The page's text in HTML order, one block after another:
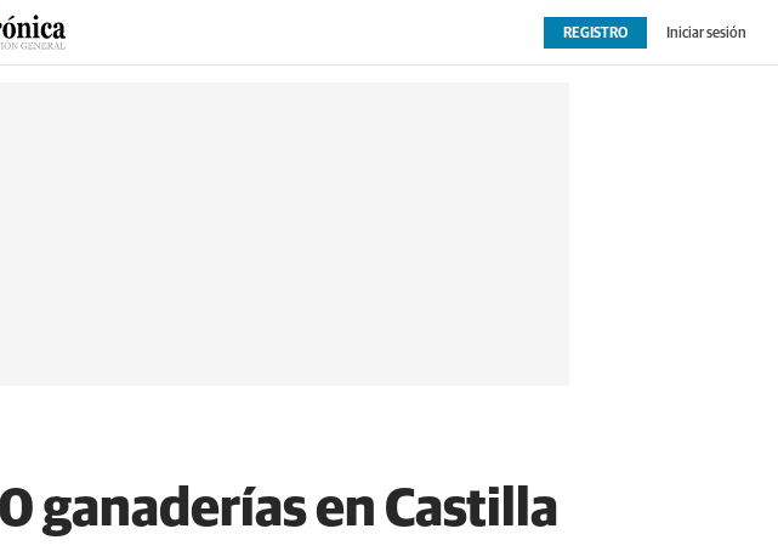
DEPORTES OPINIÓN EXTRAS
REGISTRO Iniciar sesión
ganaderías en Castilla